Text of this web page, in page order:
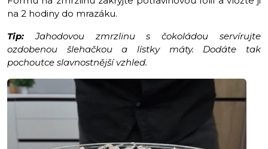
na 2 hodiny do mrazáku.
Tip:Jahodovou zmrzlinu s čokoládou servírujte
ozdobenou šlehačkou a lístky máty. Dodáte tak
pochoutce slavnostnější vzhled.